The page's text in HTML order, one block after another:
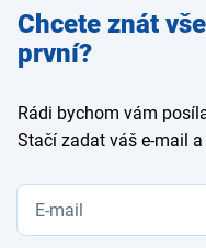
Zadejte
e-mail
Chcete znát
první?
Rádi bychom vám
Stačí zadat váš e-mail a